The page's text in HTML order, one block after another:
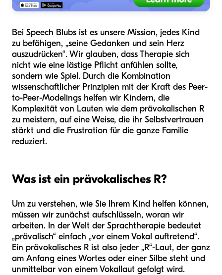
Bei Speech Blubs ist es unsere Mission, jedes Kind
zu befähigen, „seine Gedanken und sein Herz
auszudrücken“. Wir glauben, dass Therapie sich
nicht wie eine lästige Pflicht anfühlen sollte,
sondern wie Spiel. Durch die Kombination
wissenschaftlicher Prinzipien mit der Kraft des Peer-
to-Peer-Modelings helfen wir Kindern, die
Komplexität von Lauten wie dem prävokalischen R
zu meistern, auf eine Weise, die ihr Selbstvertrauen
stärkt und die Frustration für die ganze Familie
reduziert.
Was ist ein prävokalisches R?
Um zu verstehen, wie Sie Ihrem Kind helfen können,
müssen wir zunächst aufschlüsseln, woran wir
arbeiten. In der Welt der Sprachtherapie bedeutet
„prävalisch“ einfach „vor einem Vokal auftretend“.
Ein prävokalisches R ist also jeder „R“-Laut, der ganz
am Anfang eines Wortes oder einer Silbe steht und
unmittelbar von einem Vokallaut gefolgt wird.